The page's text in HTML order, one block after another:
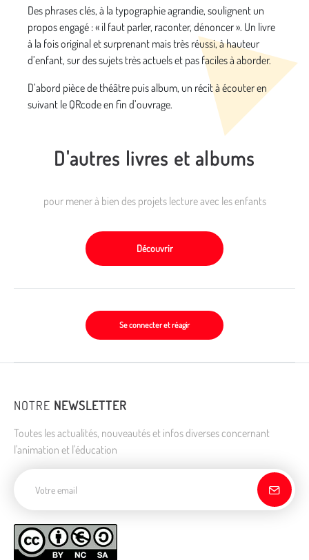
Des phrases clés, à la typographie agrandie, soulignent un
propos engagé : « il faut parler, raconter, dénoncer ». Un livre
à la fois original et surprenant mais très réussi, à hauteur
d’enfant, sur des sujets très actuels et pas faciles à aborder.
D’abord pièce de théâtre puis album, un récit à écouter en
suivant le QRcode en fin d’ouvrage.
D'autres livres et albums
pour mener à bien des projets lecture avec les enfants
Découvrir
Se connecter et réagir
NOTRE NEWSLETTER
Toutes les actualités, nouveautés et infos diverses concernant
l'animation et l'éducation